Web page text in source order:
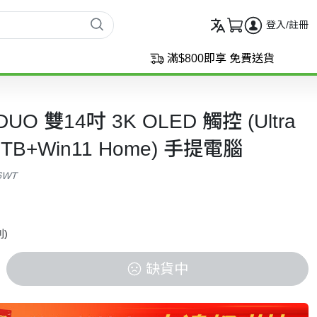
登入/註冊
滿$800即享 免費送貨
雙14吋 3K OLED 觸控 (Ultra
Home) 手提電腦
)
缺貨中